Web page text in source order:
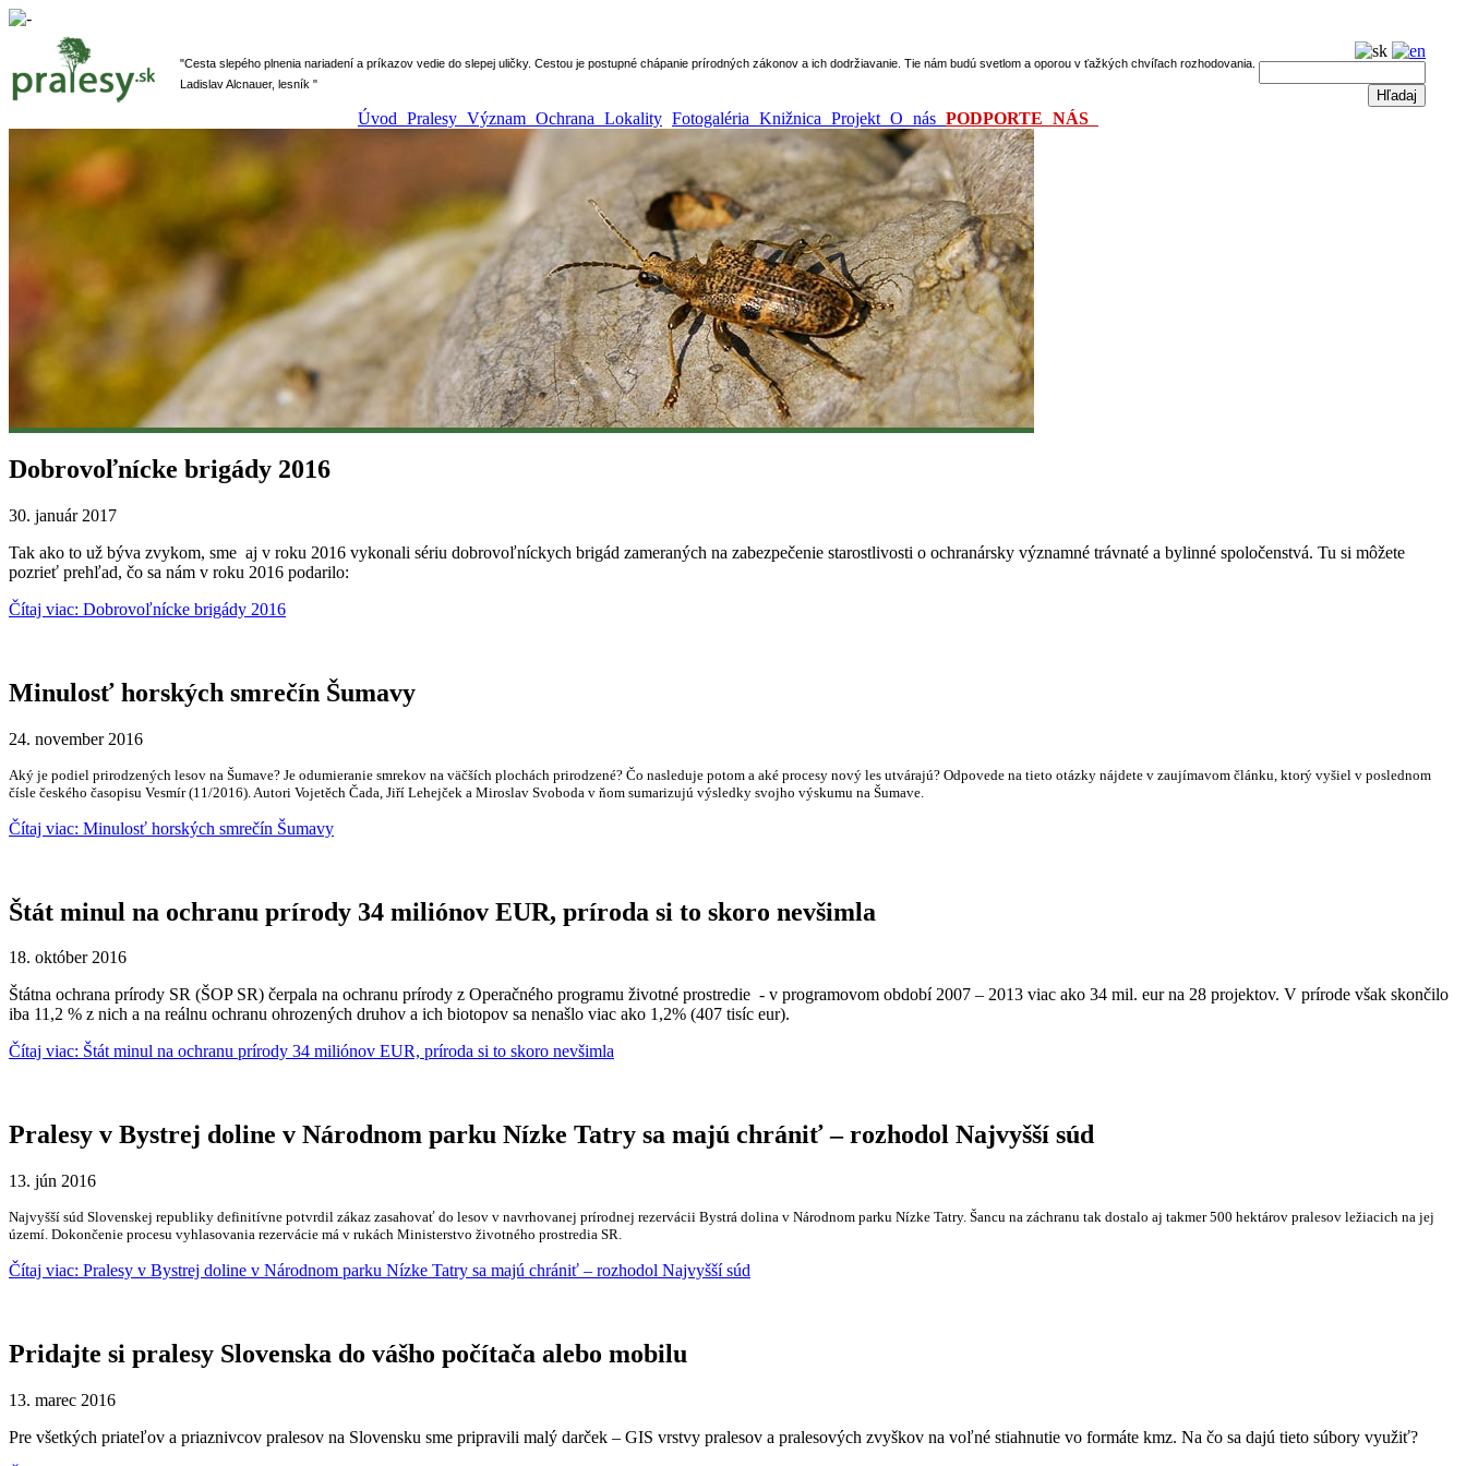
" Cesta slepého plnenia nariadení a príkazov vedie do slepej uličky. Cestou je postupné chápanie prírodných zákonov a ich dodržiavanie. Tie nám budú svetlom a oporou v ťažkých chvíľach rozhodovania.
Ladislav Alcnauer, lesník "
Úvod Pralesy Význam Ochrana Lokality Fotogaléria Knižnica Projekt O nás PODPORTE NÁS
Dobrovoľnícke brigády 2016
30. január 2017
Tak ako to už býva zvykom, sme aj v roku 2016 vykonali sériu dobrovoľníckych brigád zameraných na zabezpečenie starostlivosti o ochranársky významné trávnaté a bylinné spoločenstvá. Tu si môžete
pozrieť prehľad, čo sa nám v roku 2016 podarilo:
Čítaj viac: Dobrovoľnícke brigády 2016
Minulosť horských smrečín Šumavy
24. november 2016
Aký je podiel prirodzených lesov na Šumave? Je odumieranie smrekov na väčších plochách prirodzené? Čo nasleduje potom a aké procesy nový les utvárajú? Odpovede na tieto otázky nájdete v zaujímavom článku, ktorý vyšiel v poslednom
čísle českého časopisu Vesmír (11/2016). Autori Vojetěch Čada, Jiří Lehejček a Miroslav Svoboda v ňom sumarizujú výsledky svojho výskumu na Šumave.
Čítaj viac: Minulosť horských smrečín Šumavy
Štát minul na ochranu prírody 34 miliónov EUR, príroda si to skoro nevšimla
18. október 2016
Štátna ochrana prírody SR (ŠOP SR) čerpala na ochranu prírody z Operačného programu životné prostredie - v programovom období 2007 – 2013 viac ako 34 mil. eur na 28 projektov. V prírode však skončilo
iba 11,2 % z nich a na reálnu ochranu ohrozených druhov a ich biotopov sa nenašlo viac ako 1,2% (407 tisíc eur).
Čítaj viac: Štát minul na ochranu prírody 34 miliónov EUR, príroda si to skoro nevšimla
Pralesy v Bystrej doline v Národnom parku Nízke Tatry sa majú chrániť – rozhodol Najvyšší súd
13. jún 2016
Najvyšší súd Slovenskej republiky definitívne potvrdil zákaz zasahovať do lesov v navrhovanej prírodnej rezervácii Bystrá dolina v Národnom parku Nízke Tatry. Šancu na záchranu tak dostalo aj takmer 500 hektárov pralesov ležiacich na jej
území. Dokončenie procesu vyhlasovania rezervácie má v rukách Ministerstvo životného prostredia SR.
Čítaj viac: Pralesy v Bystrej doline v Národnom parku Nízke Tatry sa majú chrániť – rozhodol Najvyšší súd
Pridajte si pralesy Slovenska do vášho počítača alebo mobilu
13. marec 2016
Pre všetkých priateľov a priaznivcov pralesov na Slovensku sme pripravili malý darček – GIS vrstvy pralesov a pralesových zvyškov na voľné stiahnutie vo formáte kmz. Na čo sa dajú tieto súbory využiť?